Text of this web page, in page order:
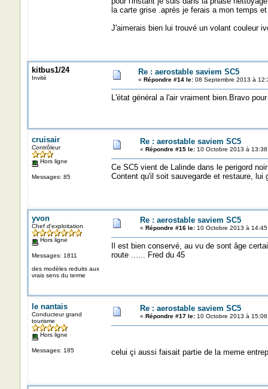
la carte grise .aprés je ferais a mon temps
J'aimerais bien lui trouvé un volant couleur
kitbus1/24
Invité
Re : aerostable saviem SC5
« Répondre #14 le:08 Septembre 2013 à
L'état général a l'air vraiment bien.Bravo
cruisair
Contrôleur
Hors ligne
Messages: 85
Re : aerostable saviem SC5
« Répondre #15 le:10 Octobre 2013 à
Ce SC5 vient de Lalinde dans le perigord
Content qu'il soit sauvegarde et restaure, lui
yvon
Chef d'exploitation
Hors ligne
Messages: 1811
des modèles reduits aux
vrais sens du terme
Re : aerostable saviem SC5
« Répondre #16 le:10 Octobre 2013 à
Il est bien conservé, au vu de sont âge
route ...... Fred du 45
le nantais
Conducteur grand
tourisme
Hors ligne
Messages: 185
Re : aerostable saviem SC5
« Répondre #17 le:10 Octobre 2013 à
celui çi aussi faisait partie de la meme